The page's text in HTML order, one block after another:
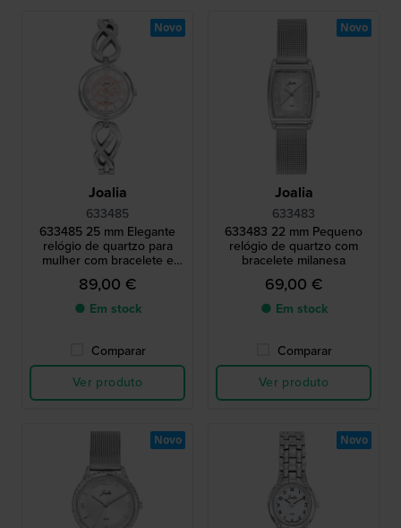
Joalia
633485
633485 25 mm Elegante
relógio de quartzo para
mulher com bracelete e
mostrador Madrepérola
89,00 €
● Em stock
Comparar
Ver produto
Novo
Joalia
633483
633483 22 mm Pequeno
relógio de quartzo com
bracelete milanesa
69,00 €
● Em stock
Comparar
Ver produto
Novo
Novo Novo